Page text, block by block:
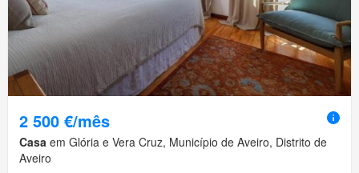
2 500 €/mês
Casa em Glória e Vera Cruz, Município de Aveiro, Distrito de
Aveiro